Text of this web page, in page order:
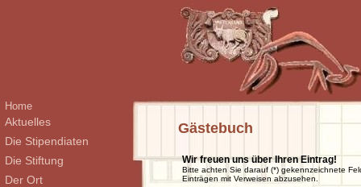
Home
Aktuelles
Die Stipendiaten
Die Stiftung
Der Ort
Gästebuch
Wir freuen uns über Ihren Eintrag!
Bitte achten Sie darauf (*) gekennzeichnete
Einträgen mit Verweisen abzusehen.